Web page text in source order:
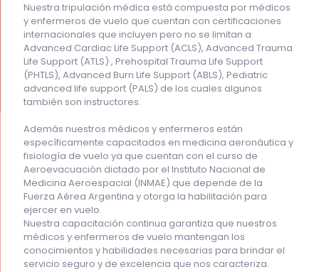
Nuestra tripulación médica está compuesta por médicos
y enfermeros de vuelo que cuentan con certificaciones
internacionales que incluyen pero no se limitan a
Advanced Cardiac Life Support (ACLS), Advanced Trauma
Life Support (ATLS) , Prehospital Trauma Life Support
(PHTLS), Advanced Burn Life Support (ABLS), Pediatric
advanced life support (PALS) de los cuales algunos
también son instructores.
Además nuestros médicos y enfermeros están
específicamente capacitados en medicina aeronáutica y
fisiología de vuelo ya que cuentan con el curso de
Aeroevacuación dictado por el Instituto Nacional de
Medicina Aeroespacial (INMAE) que depende de la
Fuerza Aérea Argentina y otorga la habilitación para
ejercer en vuelo.
Nuestra capacitación continua garantiza que nuestros
médicos y enfermeros de vuelo mantengan los
conocimientos y habilidades necesarias para brindar el
servicio seguro y de excelencia que nos caracteriza.